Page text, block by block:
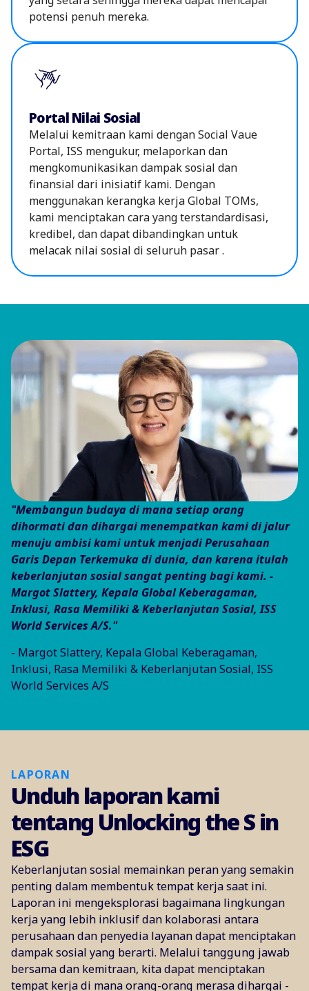
potensi penuh mereka.
Portal Nilai Sosial
Melalui kemitraan kami dengan Social Vaue
Portal, ISS mengukur, melaporkan dan
mengkomunikasikan dampak sosial dan
finansial dari inisiatif kami. Dengan
menggunakan kerangka kerja Global TOMs,
kami menciptakan cara yang terstandardisasi,
kredibel, dan dapat dibandingkan untuk
melacak nilai sosial di seluruh pasar.
"Membangun budaya di mana setiap orang
dihormati dan dihargai menempatkan kami di jalur
menuju ambisi kami untuk menjadi Perusahaan
Garis Depan Terkemuka di dunia, dan karena itulah
keberlanjutan sosial sangat penting bagi kami. -
Margot Slattery, Kepala Global Keberagaman,
Inklusi, Rasa Memiliki & Keberlanjutan Sosial, ISS
World Services A/S."
- Margot Slattery, Kepala Global Keberagaman,
Inklusi, Rasa Memiliki & Keberlanjutan Sosial, ISS
World Services A/S
LAPORAN
Unduh laporan kami
tentang Unlocking the S in
ESG
Keberlanjutan sosial memainkan peran yang semakin
penting dalam membentuk tempat kerja saat ini.
Laporan ini mengeksplorasi bagaimana lingkungan
kerja yang lebih inklusif dan kolaborasi antara
perusahaan dan penyedia layanan dapat menciptakan
dampak sosial yang berarti. Melalui tanggung jawab
bersama dan kemitraan, kita dapat menciptakan
tempat kerja di mana orang-orang merasa dihargai -